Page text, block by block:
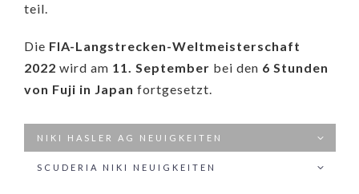
teil.
Die FIA-Langstrecken-Weltmeisterschaft
2022 wird am 11. September bei den 6 Stunden
von Fuji in Japan fortgesetzt.
NIKI HASLER AG NEUIGKEITEN
SCUDERIA NIKI NEUIGKEITEN